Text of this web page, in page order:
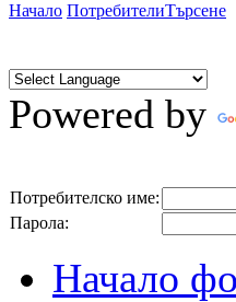
Начало ПотребителиТърсене
Powered by
Потребителско име:
Парола:
Начало